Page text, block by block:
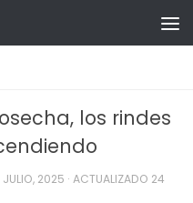
los rindes
2025 · ACTUALIZADO 24